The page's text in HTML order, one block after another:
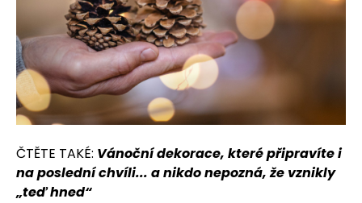
ČTĚTE TAKÉ: Vánoční dekorace, které připravíte i
na poslední chvíli... a nikdo nepozná, že vznikly
„teď hned“